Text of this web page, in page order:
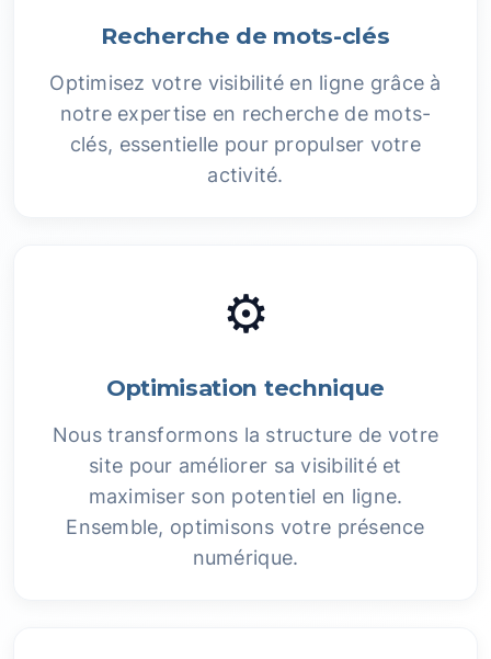
Recherche de mots-clés
Optimisez votre visibilité en ligne grâce à
notre expertise en recherche de mots-
clés, essentielle pour propulser votre
activité.
⚙️
Optimisation technique
Nous transformons la structure de votre
site pour améliorer sa visibilité et
maximiser son potentiel en ligne.
Ensemble, optimisons votre présence
numérique.